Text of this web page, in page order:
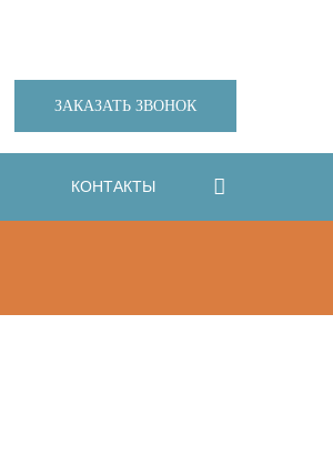
ЗАКАЗАТЬ ЗВОНОК
КОНТАКТЫ